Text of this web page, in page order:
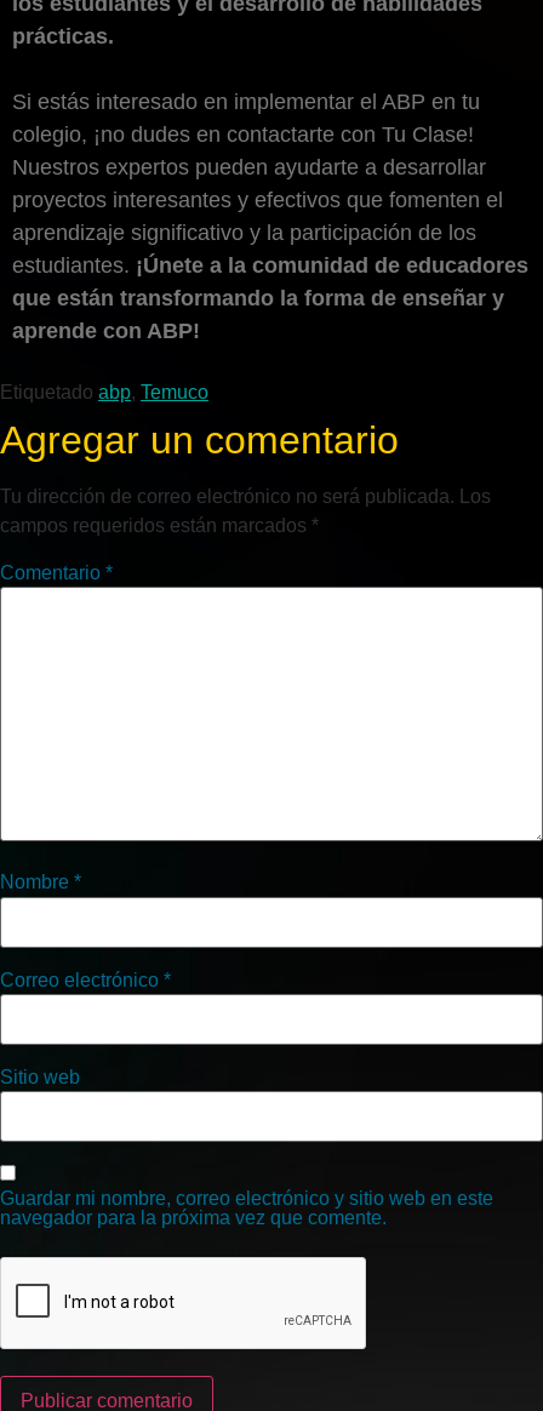
prácticas.
Si estás interesado en implementar el ABP en tu
colegio, ¡no dudes en contactarte con Tu Clase!
Nuestros expertos pueden ayudarte a desarrollar
proyectos interesantes y efectivos que fomenten el
aprendizaje significativo y la participación de los
estudiantes. ¡Únete a la comunidad de educadores
que están transformando la forma de enseñar y
aprende con ABP!
Etiquetado abp, Temuco
Agregar un comentario
Tu dirección de correo electrónico no será publicada.
Los
campos requeridos están marcados *
Comentario *
Nombre *
Correo electrónico *
Sitio web
Guardar mi nombre, correo electrónico y sitio web en este
navegador para la próxima vez que comente.